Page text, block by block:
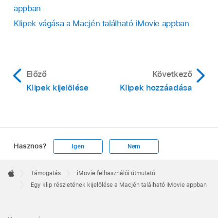
Amikor lenyomva tartja az R billentyűt, a mutató
tartománykijelölő mutatóvá
változik.
appban
Klipek vágása a Macjén található iMovie appban
Előző
Klipek kijelölése
Következő
Klipek hozzáadása
Hasznos? Igen Nem
Footer

Apple
Támogatás
iMovie felhasználói útmutató
Egy klip részletének kijelölése a Macjén található iMovie appban